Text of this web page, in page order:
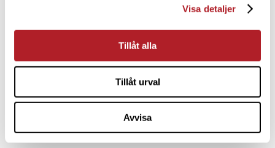
Visa detaljer
Tillåt alla
Tillåt urval
Avvisa